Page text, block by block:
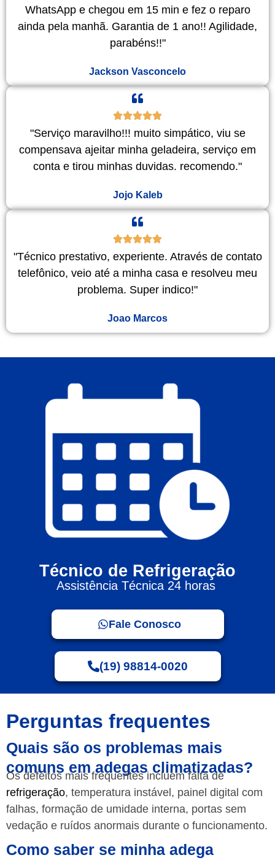
WhatsApp e chegou em 15 min e fez o reparo
ainda pela manhã. Garantia de 1 ano!! Agilidade,
parabéns!!"
Jackson Vasconcelo
"Serviço maravilho!!! muito simpático, viu se
compensava ajeitar minha geladeira, serviço em
conta e tirou minhas duvidas. recomendo."
Jojo Kaleb
"Técnico prestativo, experiente. Através de contato
telefônico, veio até a minha casa e resolveu meu
problema. Super indico!"
Joao Marcos
Técnico de Refrigeração
Assistência Técnica 24 horas
Fale Conosco
(19) 98814-0020
Perguntas frequentes
Quais são os problemas mais
comuns em adegas climatizadas?
Os defeitos mais frequentes incluem falta de
refrigeração, temperatura instável, painel digital com
falhas, formação de umidade interna, portas sem
vedação e ruídos anormais durante o funcionamento.
Como saber se minha adega